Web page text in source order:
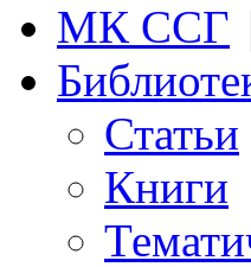
МК ССГ
Статьи
Книги